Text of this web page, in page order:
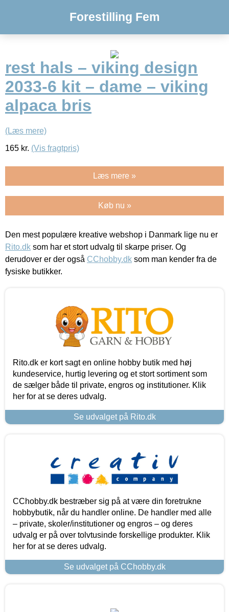
Forestilling Fem
rest hals – viking design
2033-6 kit – dame – viking
alpaca bris
(Læs mere)
165 kr. (Vis fragtpris)
Læs mere »
Køb nu »
Den mest populære kreative webshop i Danmark lige nu er
Rito.dk som har et stort udvalg til skarpe priser. Og
derudover er der også CChobby.dk som man kender fra de
fysiske butikker.
Rito.dk er kort sagt en online hobby butik med høj
kundeservice, hurtig levering og et stort sortiment som
de sælger både til private, engros og institutioner. Klik
her for at se deres udvalg.
Se udvalget på Rito.dk
CChobby.dk bestræber sig på at være din foretrukne
hobbybutik, når du handler online. De handler med alle
– private, skoler/institutioner og engros – og deres
udvalg er på over tolvtusinde forskellige produkter. Klik
her for at se deres udvalg.
Se udvalget på CChobby.dk